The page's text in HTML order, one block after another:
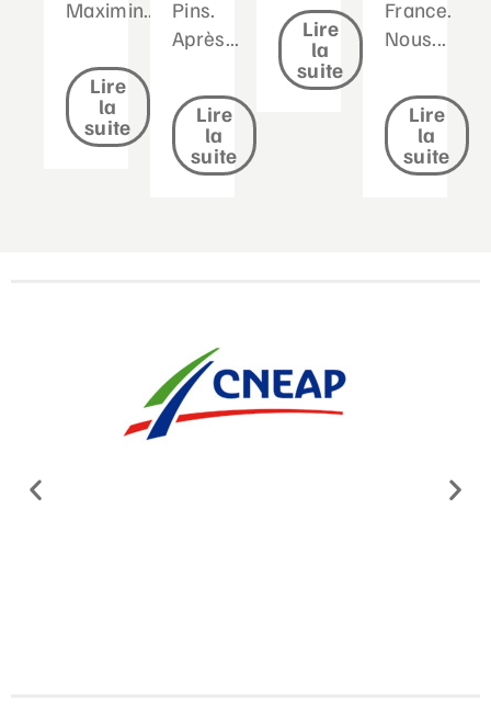
Maximin....
Lire
la
suite
Pins.
Après...
Lire
la
suite
Lire
la
suite
France.
Nous...
Lire
la
suite